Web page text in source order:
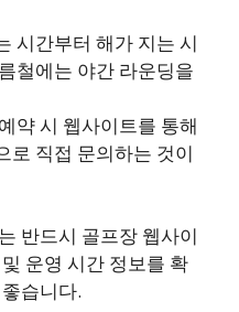
시간부터 해가 지는 시
철에는 야간 라운딩을
약 시 웹사이트를 통해
로 직접 문의하는 것이
반드시 골프장 웹사이
운영 시간 정보를 확
습니다.